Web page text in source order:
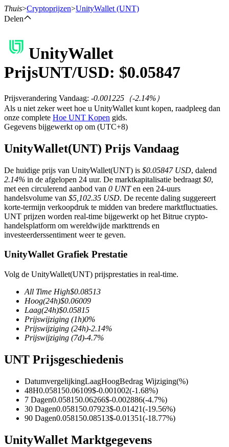
Termijncontracten
USDT-futures
Futures met USDT als onderpand
COIN-M-futures
Cryptocurrency-futures
TradFi
Thuis>Cryptoprijzen>UnityWallet (UNT)
Delen
UnityWallet
PrijsUNT/USD: $0.05847
Prijsverandering Vandaag: -0.001225 （-2.14%）
Als u niet zeker weet hoe u UnityWallet kunt kopen, raadpleeg dan
onze complete Hoe UNT Kopen gids.
Gegevens bijgewerkt op om (UTC+8)
UnityWallet(UNT) Prijs Vandaag
De huidige prijs van UnityWallet(UNT) is $0.05847 USD, dalend
2.14% in de afgelopen 24 uur. De marktkapitalisatie bedraagt $0,
met een circulerend aanbod van 0 UNTen een 24-uurs
handelsvolume van $5,102.35 USD. De recente daling suggereert
korte-termijn verkoopdruk te midden van bredere marktfluctuaties.
UNT prijzen worden real-time bijgewerkt op het Bitrue crypto-
handelsplatform om wereldwijde markttrends en
investeerderssentiment weer te geven.
UnityWallet Grafiek Prestatie
Volg de UnityWallet(UNT) prijsprestaties in real-time.
All Time High$0.08513
Hoog(24h)$0.06009
Laag(24h)$0.05815
Prijswijziging (1h)0%
Prijswijziging (24h)-2.14%
Prijswijziging (7d)-4.7%
UNT Prijsgeschiedenis
DatumvergelijkingLaagHoogBedrag Wijziging(%)
48H0.058150.06109$-0.001002(-1.68%)
7 Dagen0.058150.06266$-0.002886(-4.7%)
30 Dagen0.058150.07923$-0.01421(-19.56%)
90 Dagen0.058150.08513$-0.01351(-18.77%)
UnityWallet Marktgegevens